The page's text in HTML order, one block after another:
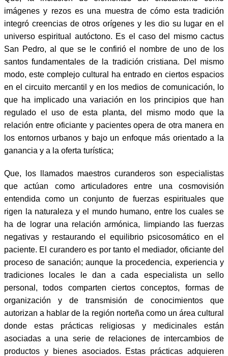
imágenes y rezos es una muestra de cómo esta tradición
integró creencias de otros orígenes y les dio su lugar en el
universo espiritual autóctono. Es el caso del mismo cactus
San Pedro, al que se le confirió el nombre de uno de los
santos fundamentales de la tradición cristiana. Del mismo
modo, este complejo cultural ha entrado en ciertos espacios
en el circuito mercantil y en los medios de comunicación, lo
que ha implicado una variación en los principios que han
regulado el uso de esta planta, del mismo modo que la
relación entre oficiante y pacientes opera de otra manera en
los entornos urbanos y bajo un enfoque más orientado a la
ganancia y a la oferta turística;
Que, los llamados maestros curanderos son especialistas
que actúan como articuladores entre una cosmovisión
entendida como un conjunto de fuerzas espirituales que
rigen la naturaleza y el mundo humano, entre los cuales se
ha de lograr una relación armónica, limpiando las fuerzas
negativas y restaurando el equilibrio psicosomático en el
paciente. El curandero es por tanto el mediador, oficiante del
proceso de sanación; aunque la procedencia, experiencia y
tradiciones locales le dan a cada especialista un sello
personal, todos comparten ciertos conceptos, formas de
organización y de transmisión de conocimientos que
autorizan a hablar de la región norteña como un área cultural
donde estas prácticas religiosas y medicinales están
asociadas a una serie de relaciones de intercambios de
productos y bienes asociados. Estas prácticas adquieren